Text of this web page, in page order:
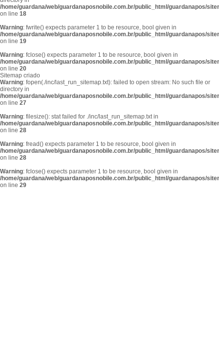
/home/guardana/web/guardanaposnobile.com.br/public_html/guardanapos/
on line 18
Warning: fwrite() expects parameter 1 to be resource, bool given in
/home/guardana/web/guardanaposnobile.com.br/public_html/guardanapos/
on line 19
Warning: fclose() expects parameter 1 to be resource, bool given in
/home/guardana/web/guardanaposnobile.com.br/public_html/guardanapos/
on line 20
Sitemap criado
Warning: fopen(./inc/last_run_sitemap.txt): failed to open stream: No such file or
directory in
/home/guardana/web/guardanaposnobile.com.br/public_html/guardanapos/
on line 27
Warning: filesize(): stat failed for ./inc/last_run_sitemap.txt in
/home/guardana/web/guardanaposnobile.com.br/public_html/guardanapos/
on line 28
Warning: fread() expects parameter 1 to be resource, bool given in
/home/guardana/web/guardanaposnobile.com.br/public_html/guardanapos/
on line 28
Warning: fclose() expects parameter 1 to be resource, bool given in
/home/guardana/web/guardanaposnobile.com.br/public_html/guardanapos/
on line 29